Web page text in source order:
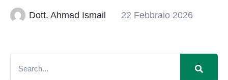
Dott. Ahmad Ismail 22 Febbraio 2026